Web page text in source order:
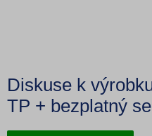
Diskuse k
TP + bezplatný